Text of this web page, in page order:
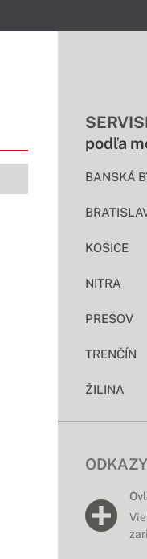
podľa
BANSKÁ
KOŠICE
NITRA
PREŠOV
TRENČÍN
ŽILINA
ODKAZY